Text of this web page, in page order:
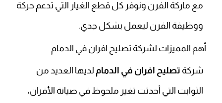
مع ماركة الفرن ونوفر كل قطع الغيار التي تدعم حركة
ووظيفة الفرن ليعمل بشكل جدي.
أهم المميزات لشركة تصليح افران في الدمام
شركة تصليح افران في الدمام لديها العديد من
الثوابت التي أحدثت تغير ملحوظ في صيانة الأفران،